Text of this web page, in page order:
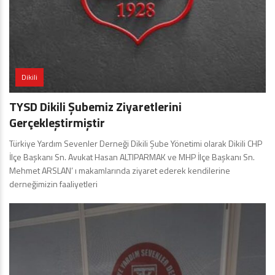
Dikili
TYSD Dikili Şubemiz Ziyaretlerini
Gerçekleştirmiştir
Türkiye Yardım Sevenler Derneği Dikili Şube Yönetimi olarak Dikili CHP
İlçe Başkanı Sn. Avukat Hasan ALTIPARMAK ve MHP İlçe Başkanı Sn.
Mehmet ARSLAN’ ı makamlarında ziyaret ederek kendilerine
derneğimizin faaliyetleri